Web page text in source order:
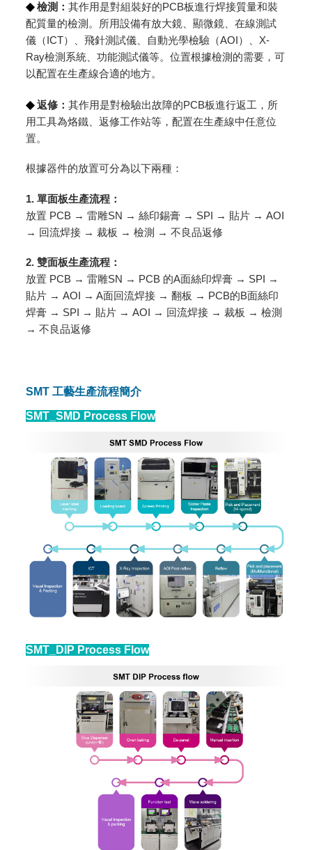
◆檢測：其作用是對組裝好的PCB板進行焊接質量和裝
配質量的檢測。所用設備有放大鏡、顯微鏡、在線測試
儀（ICT）、飛針測試儀、自動光學檢驗（AOI）、X-
Ray檢測系統、功能測試儀等。位置根據檢測的需要，可
以配置在生產線合適的地方。
◆返修：其作用是對檢驗出故障的PCB板進行返工，所
用工具為烙鐵、返修工作站等，配置在生產線中任意位
置。
根據器件的放置可分為以下兩種：
1. 單面板生產流程：
放置 PCB → 雷雕SN → 絲印錫膏 → SPI → 貼片 → AOI
→ 回流焊接 → 裁板 → 檢測 → 不良品返修
2. 雙面板生產流程：
放置 PCB → 雷雕SN → PCB 的A面絲印焊膏 → SPI →
貼片 → AOI → A面回流焊接 → 翻板 → PCB的B面絲印
焊膏 → SPI → 貼片 → AOI → 回流焊接 → 裁板 → 檢測
→ 不良品返修
SMT 工藝生產流程簡介
SMT_SMD Process Flow
SMT_DIP Process Flow